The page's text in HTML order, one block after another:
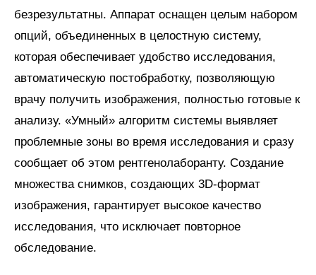
безрезультатны. Аппарат оснащен целым набором
опций, объединенных в целостную систему,
которая обеспечивает удобство исследования,
автоматическую постобработку, позволяющую
врачу получить изображения, полностью готовые к
анализу. «Умный» алгоритм системы выявляет
проблемные зоны во время исследования и сразу
сообщает об этом рентгенолаборанту. Создание
множества снимков, создающих 3D-формат
изображения, гарантирует высокое качество
исследования, что исключает повторное
обследование.